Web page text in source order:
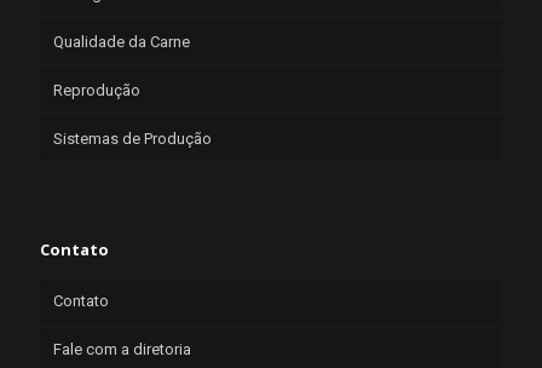
Qualidade da Carne
Reprodução
Sistemas de Produção
Contato
Contato
Fale com a diretoria